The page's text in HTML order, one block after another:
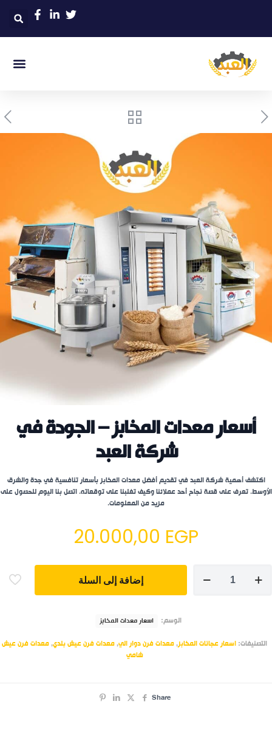
أسعار معدات المخابز – الجودة في
شركة العبد
اكتشف أهمية شركة العبد في تقديم أفضل معدات المخابز بأسعار تنافسية في جدة والشرق
الأوسط. تعرف على قصة نجاح أحد عملائنا وكيف تغلبنا على توقعاته. اتصل بنا اليوم للحصول على
مزيد من المعلومات.
20.000,00 EGP
إضافة إلى السلة
التصنيفات:اسعار عجانات المخابز,معدات فرن دوار الي,معدات فرن عيش بلدي,معدات فرن عيش
شامي
الوسم: اسعار معدات المخابز
Share